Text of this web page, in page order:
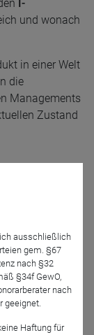
I-
und wonach
in einer Welt
die
Managements
Zustand
ausschließlich
gem. §67
nach §32
§34f GewO,
nach
geeignet.
Haftung für